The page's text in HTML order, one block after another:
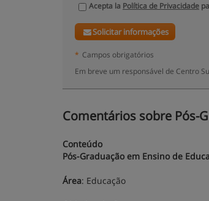
Acepta la Política de Privacidade
Solicitar informações
* Campos obrigatórios
Em breve um responsável de Centro
Comentários sobre Pós-
Conteúdo
Pós-Graduação em Ensino de
Área: Educação